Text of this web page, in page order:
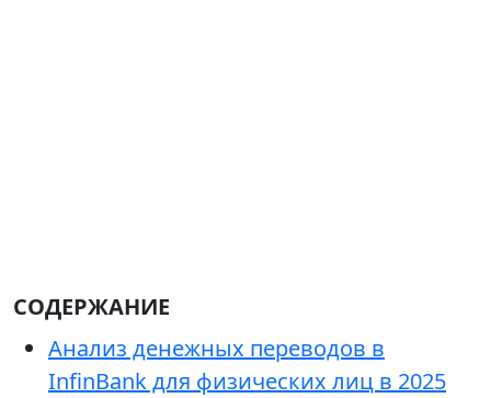
СОДЕРЖАНИЕ
Анализ денежных переводов в
InfinBank для физических лиц в 2025